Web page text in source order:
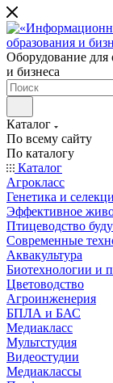
Оборудование для
и бизнеса
Каталог
По всему сайту
По каталогу
Каталог
Агрокласс
Генетика и
Эффективное
Птицеводство
Современные
Аквакультура
Биотехнологии и
Цветоводство
Агроинженерия
БПЛА и БАС
Медиакласс
Мультстудия
Видеостудии
Медиаклассы